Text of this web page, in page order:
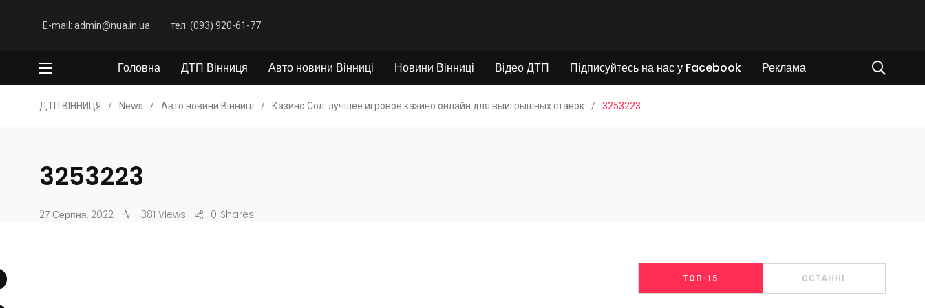
E-mail: admin@nua.in.ua тел. (093) 920-61-77
Головна ДТП Вінниця Авто новини Вінниці Новини Вінниці Відео ДТП Підписуйтесь на нас у Facebook Реклама
ДТП ВІННИЦЯ / News / Авто новини Вінниці / Казино Сол: лучшее игровое казино онлайн для выигрышных ставок / 3253223
3253223
27 Серпня, 2022 381 Views Shares
0
ТОП-15 ОСТАННІ